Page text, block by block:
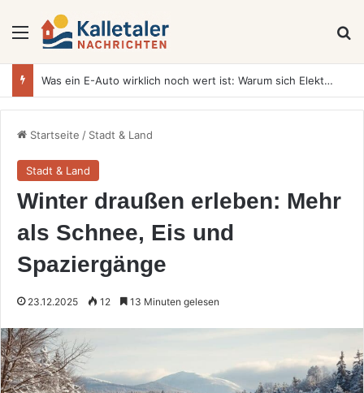
Menü
Was ein E-Auto wirklich noch wert ist: Warum sich Elektrofahrzeuge bei der Wertermittlung anders verhalten als Verbrenner
Startseite / Stadt & Land
Stadt & Land
Winter draußen erleben: Mehr
als Schnee, Eis und
Spaziergänge
23.12.2025 12 13 Minuten gelesen